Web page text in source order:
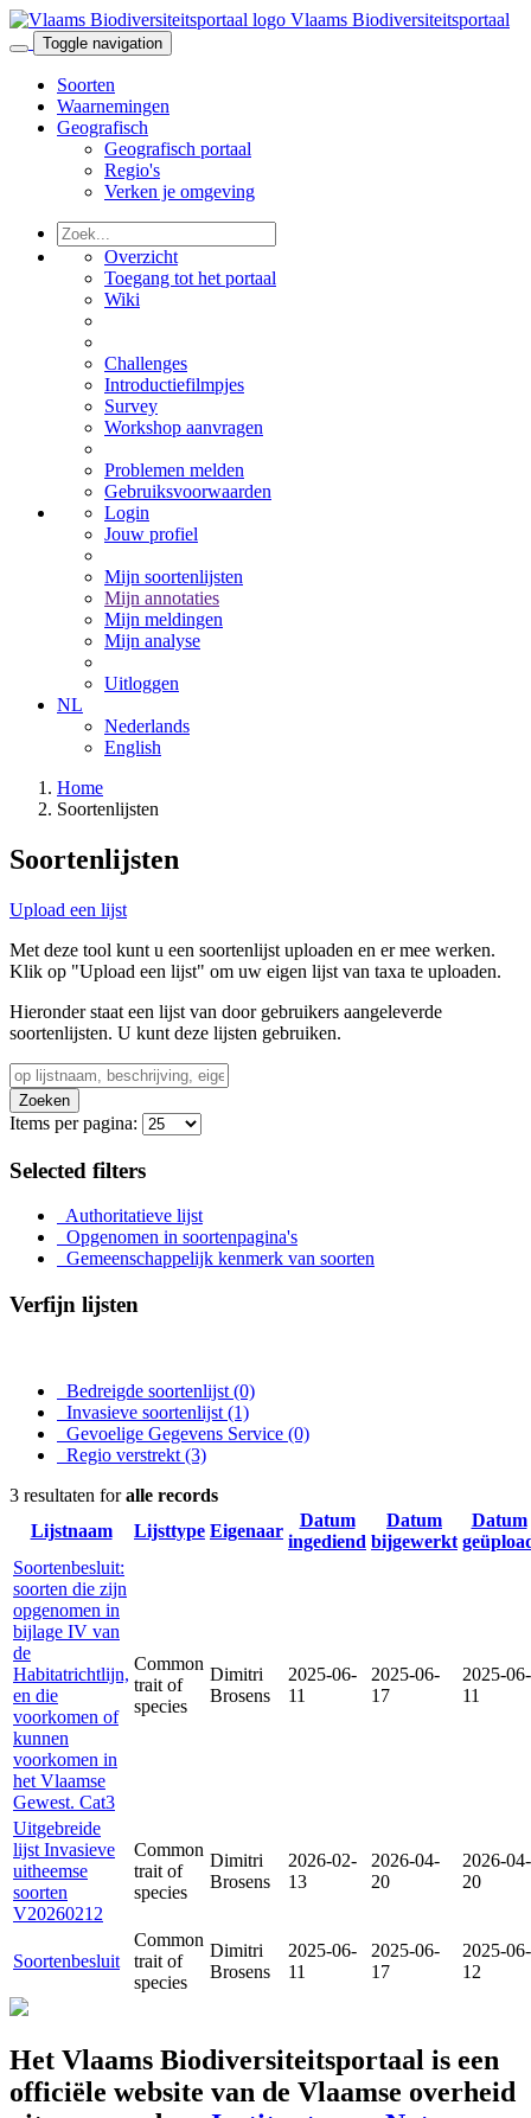
Vlaams Biodiversiteitsportaal
Toggle navigation
Soorten
Waarnemingen
Geografisch
Geografisch portaal
Regio's
Verken je omgeving
Overzicht
Toegang tot het portaal
Wiki
Challenges
Introductiefilmpjes
Survey
Workshop aanvragen
Problemen melden
Gebruiksvoorwaarden
Login
Jouw profiel
Mijn soortenlijsten
Mijn annotaties
Mijn meldingen
Mijn analyse
Uitloggen
NL
Nederlands
English
Home
Soortenlijsten
Soortenlijsten
Upload een lijst
Met deze tool kunt u een soortenlijst uploaden en er mee werken.
Klik op "Upload een lijst" om uw eigen lijst van taxa te uploaden.
Hieronder staat een lijst van door gebruikers aangeleverde
soortenlijsten. U kunt deze lijsten gebruiken.
Zoeken
Items per pagina:
Selected filters
Authoritatieve lijst
Opgenomen in soortenpagina's
Gemeenschappelijk kenmerk van soorten
Verfijn lijsten
Bedreigde soortenlijst (0)
Invasieve soortenlijst (1)
Gevoelige Gegevens Service (0)
Regio verstrekt (3)
3 resultaten foralle records
Lijstnaam
Lijsttype Eigenaar
Datum
ingediend
Datum
bijgewerkt
Datum
Soortenbesluit:
soorten die zijn
opgenomen in
bijlage IV van
de
Habitatrichtlijn,
en die
voorkomen of
kunnen
voorkomen in
het Vlaamse
Gewest. Cat3
Common
trait of
species
Dimitri
Brosens
2025-06-
11
2025-06-
17
2025-06-
11
Uitgebreide
lijst Invasieve
uitheemse
soorten
V20260212
Common
trait of
species
Dimitri
Brosens
2026-02-
13
2026-04-
20
2026-04-
20
Soortenbesluit
Common
trait of
species
Dimitri
Brosens
2025-06-
11
2025-06-
17
2025-06-
12
Het Vlaams Biodiversiteitsportaal is een
officiële website van de Vlaamse overheid